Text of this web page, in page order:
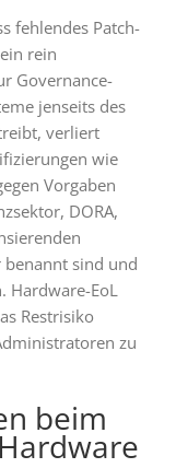
fehlendes Patch-
rein
Governance-
jenseits des
verliert
wie
Vorgaben
DORA,
benannt sind und
EoL
Restrisiko
zu
beim